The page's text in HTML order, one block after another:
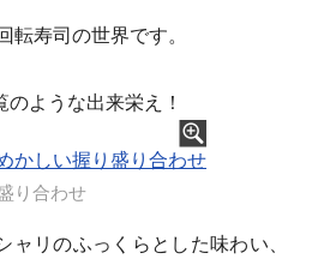
寿司の世界です。
ような出来栄え！
り合わせ
ャリのふっくらとした味わい、